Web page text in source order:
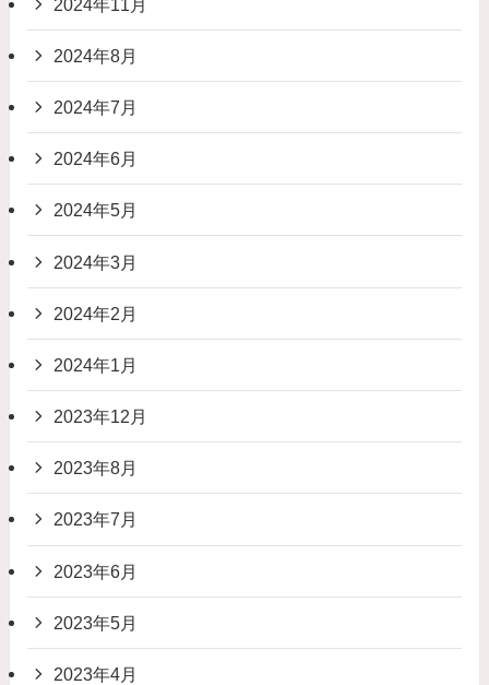
2024年8月
2024年7月
2024年6月
2024年5月
2024年3月
2024年2月
2024年1月
2023年12月
2023年8月
2023年7月
2023年6月
2023年5月
2023年4月